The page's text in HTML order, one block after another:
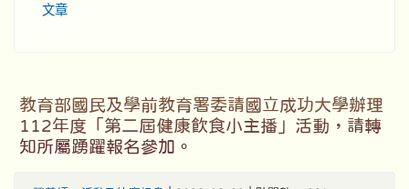
文章
教育部國民及學前教育署委請國立成功大學辦理
112年度「第二屆健康飲食小主播」活動，請轉
知所屬踴躍報名參加。